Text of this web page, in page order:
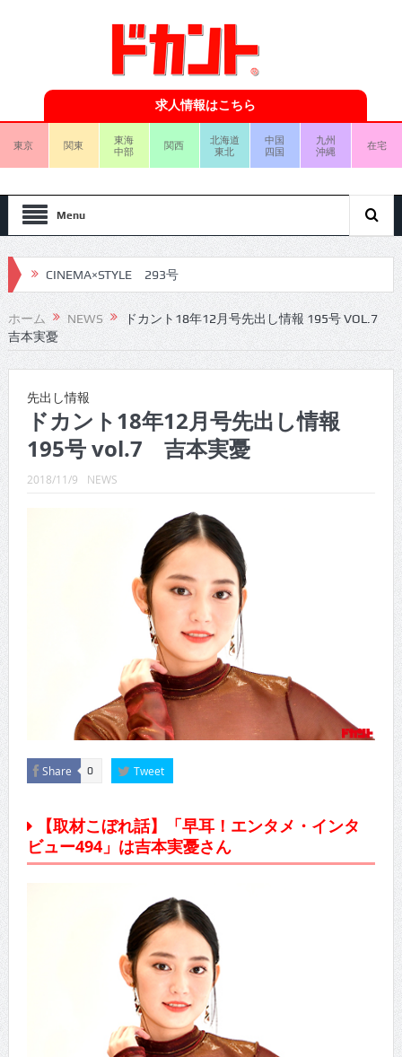
求人情報はこちら
東京 関東
東海
中部
関西
北海道
東北
中国
四国
九州
沖縄
在宅
Menu
CINEMA×STYLE 292号
CINEMA×STYLE 291号
CINEMA×STYLE 290号
CINEMA×STYLE 288号
CINEMA×STYLE 287号
CINEMA×STYLE 286号
CINEMA×STYLE 285号
CINEMA×STYLE 294号
CINEMA×STYLE 293号
ホーム NEWS
ドカント18年12月号先出し情報 195号 VOL.7
吉本実憂
先出し情報
ドカント18年12月号先出し情報
195号 vol.7 吉本実憂
2018/11/9 NEWS
Share 0 Tweet
【取材こぼれ話】「早耳！エンタメ・インタ
ビュー494」は吉本実憂さん